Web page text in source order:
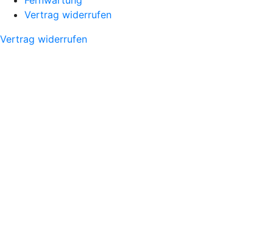
Vertrag widerrufen
Vertrag widerrufen